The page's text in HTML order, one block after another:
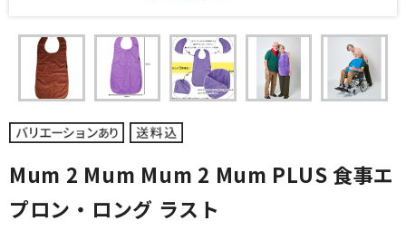
Mum 2 Mum Mum 2 Mum PLUS 食事エ
プロン・ロング ラスト